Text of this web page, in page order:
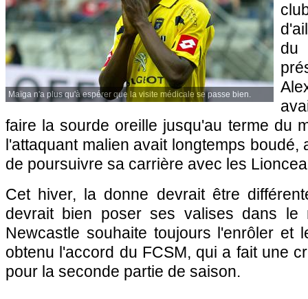
Maïga n'a plus qu'à espérer que la visite médicale se passe bien.
faire la sourde oreille jusqu'au terme du
l'attaquant malien avait longtemps boudé,
de poursuivre sa carrière avec les
Cet hiver, la donne devrait être
devrait bien poser ses valises dans le
Newcastle souhaite toujours l'enrôler et
obtenu l'accord du FCSM, qui a fait une
pour la seconde partie de saison.